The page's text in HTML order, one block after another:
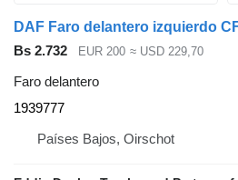
Bs 2.732 EUR 200 ≈ USD 229,70
Faro delantero
1939777
Países Bajos, Oirschot